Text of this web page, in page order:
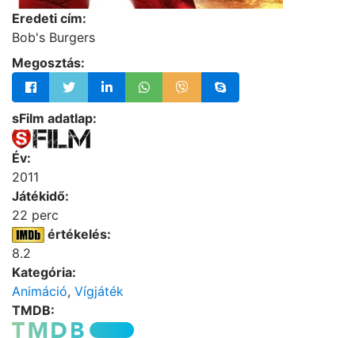
Eredeti cím:
Bob's Burgers
Megosztás:
sFilm adatlap:
Év:
2011
Játékidő:
22 perc
értékelés:
8.2
Kategória:
Animáció, Vígjáték
TMDB: